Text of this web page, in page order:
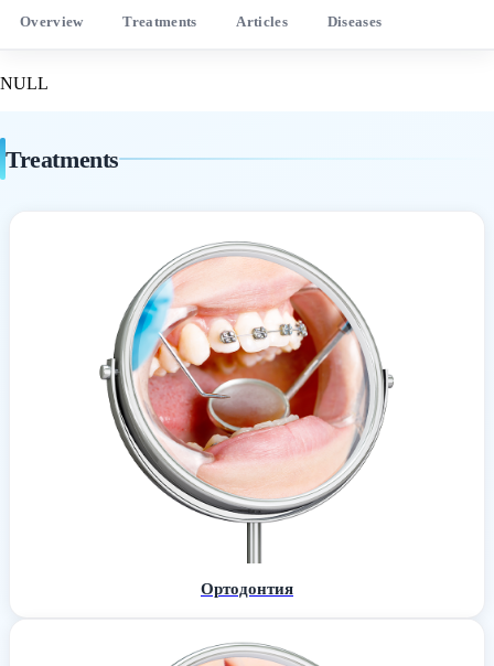
Overview Treatments Articles Diseases
NULL
Treatments
Ортодонтия